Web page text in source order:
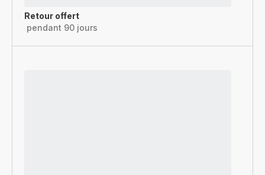
Retour offert
pendant 90 jours